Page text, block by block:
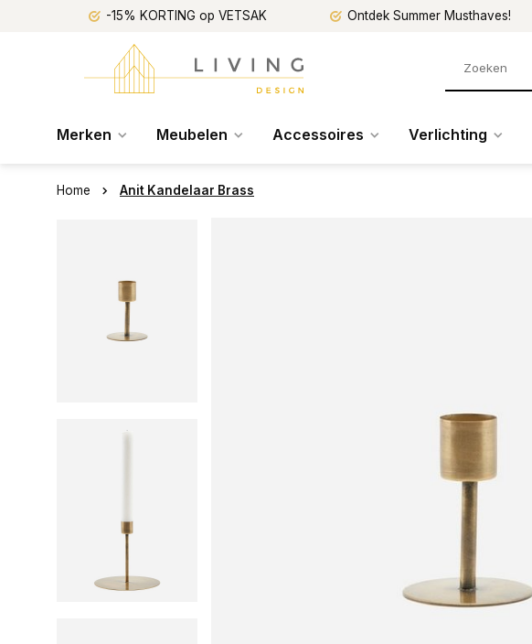
-15% KORTING op VETSAK Ontdek Summer Musthaves!
Merken Meubelen Accessoires Verlichting
Home Anit Kandelaar Brass